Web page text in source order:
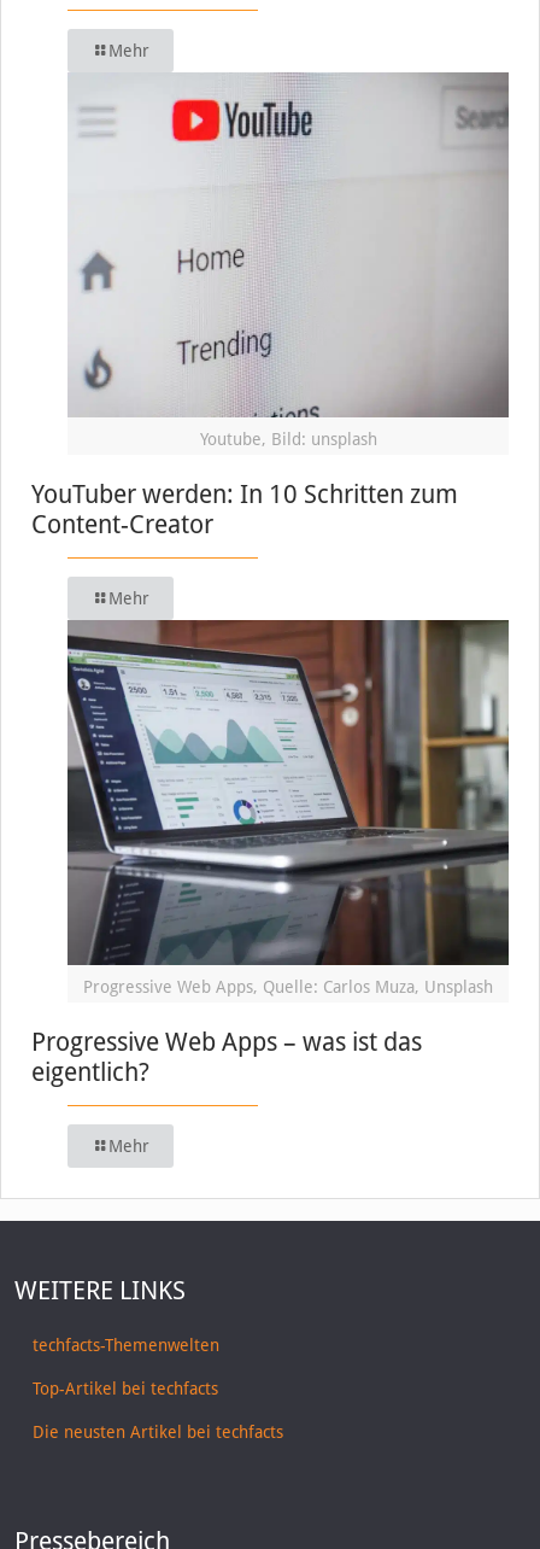
Mehr
Youtube, Bild: unsplash
YouTuber werden: In 10 Schritten zum
Content-Creator
Mehr
Progressive Web Apps, Quelle: Carlos Muza, Unsplash
Progressive Web Apps – was ist das
eigentlich?
Mehr
WEITERE LINKS
techfacts-Themenwelten
Top-Artikel bei techfacts
Die neusten Artikel bei techfacts
Pressebereich